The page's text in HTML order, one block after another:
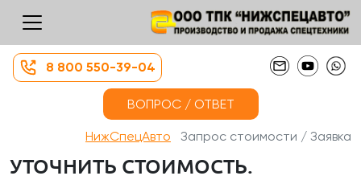
8 800 550-39-04
ВОПРОС / ОТВЕТ
НижСпецАвто Запрос стоимости / Заявка
УТОЧНИТЬ СТОИМОСТЬ.